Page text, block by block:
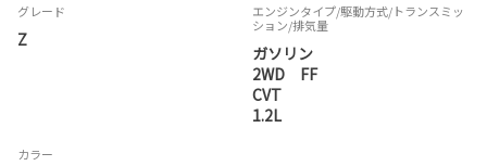
グレード
Z
エンジンタイプ/駆動方式/トランスミッ
ション/排気量
ガソリン
2WD FF
CVT
1.2L
カラー